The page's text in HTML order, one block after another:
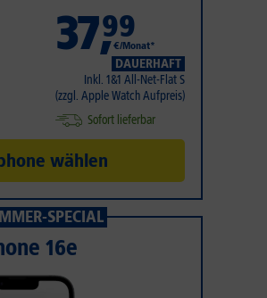
37,99
€/Monat*
DAUERHAFT
Inkl. 1&1 All-Net-Flat S
(zzgl. Apple Watch Aufpreis)
Sofort lieferbar
wählen
SPECIAL
16e